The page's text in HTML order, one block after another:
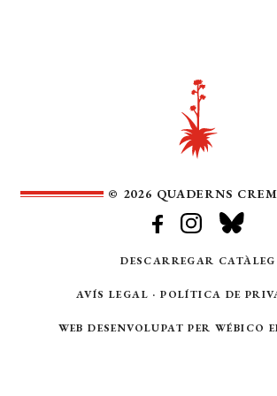
© 2026 QUADERNS
DESCARREGAR CATÀLEG
AVÍS LEGAL ·POLÍTICA DE
WEB DESENVOLUPAT PER WÉBICO